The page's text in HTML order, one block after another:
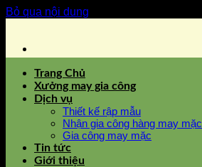
Bỏ qua nội dung
Trang Chủ
Xưởng may gia công
Dịch vụ
Thiết kế rập mẫu
Nhận gia công hàng may mặc
Gia công may mặc
Tin tức
Giới thiệu